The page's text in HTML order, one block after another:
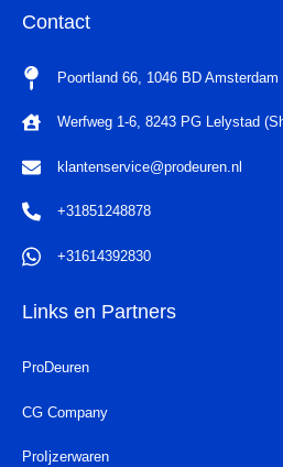
Contact
Poortland 66, 1046 BD
Werfweg 1-6, 8243 PG Lelystad
klantenservice@prodeuren.nl
+31851248878
+31614392830
Links en Partners
ProDeuren
CG Company
ProIjzerwaren